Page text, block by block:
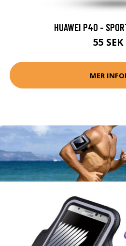
HUAWEI P40 -
55 SEK
MER INFO!